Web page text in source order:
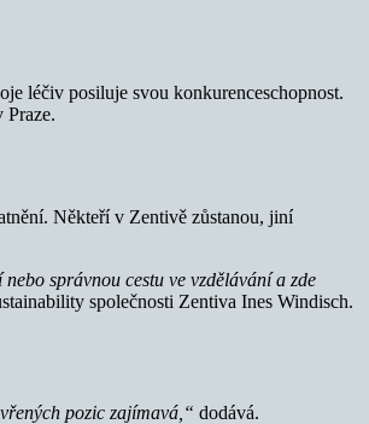
léčiv posiluje svou konkurenceschopnost.
Praze.
Někteří v Zentivě zůstanou, jiní
správnou cestu ve vzdělávání a zde
společnosti Zentiva Ines Windisch.
pozic zajímavá,“ dodává.